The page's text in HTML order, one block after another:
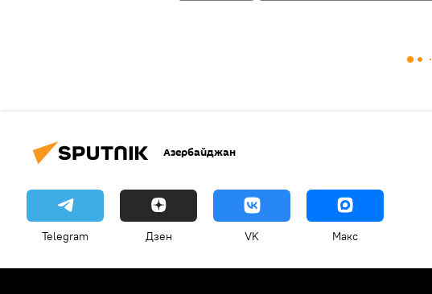
Азербайджан
Telegram Дзен VK Макс